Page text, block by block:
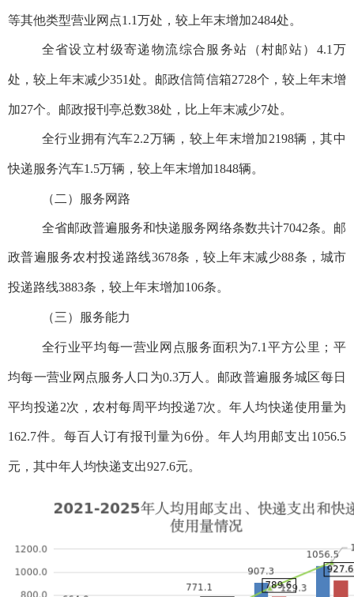
等其他类型营业网点1.1万处 ，较上年末增加2484处。
全省设立村级寄递物流综合服务站（村邮站） 4.1 万
处 ，较上年末减少351处。 邮政信筒信箱2728个，较上年末增
加27个。邮政报刊亭总数38处，比上年末减少7处。
全行业拥有汽车2.2万辆， 较上年末增加2198辆 ，其中
快递服务汽车1.5万辆， 较上年末增加1848辆。
（二）服务网路
全省邮政普遍服务和快递服务网络条数共计7042条。 邮
政普遍服务农村投递路线3678条，较上年末减少88条，城市
投递路线3883条，较上年末增加106条。
（三）服务能力
全行业平均每一营业网点服务面积为7.1平方公里；平
均每一营业网点服务人口为0.3万人。邮政普遍服务城区每日
平均投递2次，农村每周平均投递7次。年人均快递使用量为
162.7件。每百人订有报刊量为6份。 年人均用邮支出 1056.5
元， 其中年人均快递支出927.6元。